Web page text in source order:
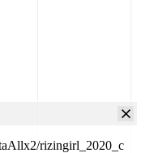
rizingirl_2020_c